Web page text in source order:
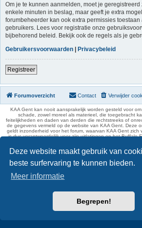
Deze website maakt gebruik van
beste surfervaring te kunnen bieden.
Meer informatie
Begrepen!
Om je te kunnen aanmelden, moet je
enkele minuten in beslag, maar geeft je extra
forumbeheerder kan ook extra permissies
gebruikers. Lees voor registratie onze
bijbehorend beleid. Bekijk ook de regels als je
Gebruikersvoorwaarden | Privacybeleid
Registreer
Forumoverzicht Verwijder
Contact
KAA Gent kan nooit aansprakelijk worden gesteld voor
schade, zowel moreel als materieel, die toegebracht
feitelijkheden en daden van derden die rechtstreeks of
de gegevens vermeld op de website van KAA Gent. Deze
geldt inzonderheid voor het forum, waarvan KAA Gent zich
is dus verantwoordelijk voor zijn uitlatingen op het Buffalo
moderators kunnen niet aansprakelijk gesteld worden
phpBB Two Factor Authentication ©